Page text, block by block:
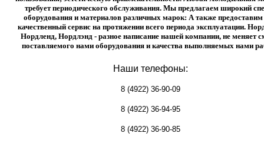
требует периодического обслуживания. Мы предлагаем широкий
оборудования и материалов различных марок: А также
качественный сервис на протяжении всего периода эксплуатации.
Нордленд, Нордлэнд - разное написание нашей компании, не меняет
поставляемого нами оборудования и качества выполняемых нами
Наши телефоны:
8 (4922) 36-90-09
8 (4922) 36-94-95
8 (4922) 36-90-85